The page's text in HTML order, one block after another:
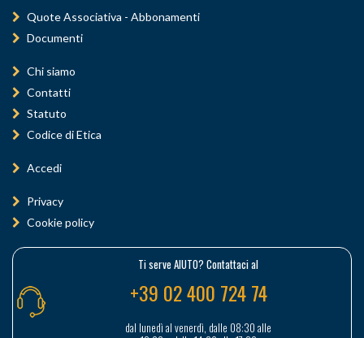
Quote Associativa - Abbonamenti
Documenti
Chi siamo
Contatti
Statuto
Codice di Etica
Accedi
Privacy
Cookie policy
Ti serve AIUTO? Contattaci al
+39 02 400 724 74
dal lunedì al venerdì, dalle 08:30 alle